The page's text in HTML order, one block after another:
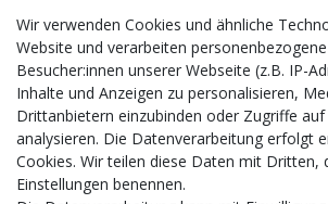
CMS-Softwaresystems zur digitalen
von Geschäftsprozessen
Mit dem vorgenannten Projekt, welches
20.12.2023 bis zum 29.02.2024 im
Förderprogrammes Digitalisierung
bis 2027 umgesetzt wird, möchten wir in
Wir verwenden Cookies und ähnliche
Website und verarbeiten
Besucher:innen unserer Webseite (z.B. IP-
Inhalte und Anzeigen zu personalisieren,
Drittanbietern einzubinden oder Zugriffe
analysieren. Die Datenverarbeitung erfolgt
Cookies. Wir teilen diese Daten mit Dritten,
Einstellungen benennen.